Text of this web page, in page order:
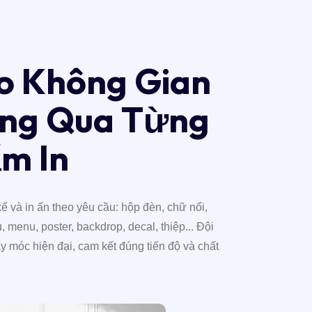
Không Gian
g Qua Từng
m In
và in ấn theo yêu cầu: hộp đèn, chữ nổi,
menu, poster, backdrop, decal, thiệp... Đội
móc hiện đại, cam kết đúng tiến độ và chất